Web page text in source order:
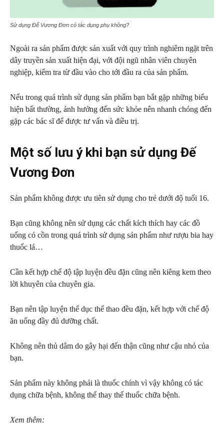
Sử dụng Đế Vương Đơn có tác dụng phụ không?
Ngoài ra sản phẩm được sản xuất với quy trình nghiêm ngặt trên
dây truyền sản xuất hiện đại, với đội ngũ nhân viên chuyên
nghiệp, kiểm tra từ đầu vào cho tới đầu ra của sản phẩm.
Nếu trong quá trình sử dụng sản phẩm bạn bắt gặp những biểu
hiện bất thường, ảnh hưởng đến sức khỏe nên nhanh chóng đến
gặp các bác sĩ để được tư vấn và điều trị.
Một số lưu ý khi bạn sử dụng Đế
Vương Đơn
Sản phẩm không được ưu tiên sử dụng cho trẻ dưới độ tuổi 16.
Bạn cũng không nên sử dụng các chất kích thích hay các đồ
uống có cồn trong quá trình sử dụng sản phẩm như rượu bia hay
thuốc lá…
Cần kết hợp chế độ tập luyện đều đặn cũng nên kiêng kem theo
lời khuyên của chuyên gia.
Bạn nên tập luyện thể dục thể thao đều đặn, kết hợp với chế độ
ăn uống đầy đủ dưỡng chất.
Không nên thủ dâm do gây hại đến thận cũng như cậu nhỏ của
bạn.
Sản phẩm này không phải là thuốc chính vì vậy không có tác
dụng chữa bệnh, không thể thay thế thuốc chữa bệnh.
Xem thêm: